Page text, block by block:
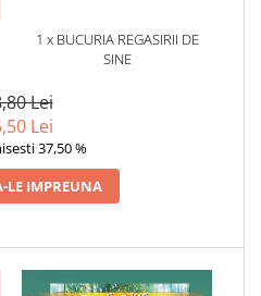
1 x BUCURIA REGASIRII DE
SINE
Lei
Lei
37,50 %
LE IMPREUNA